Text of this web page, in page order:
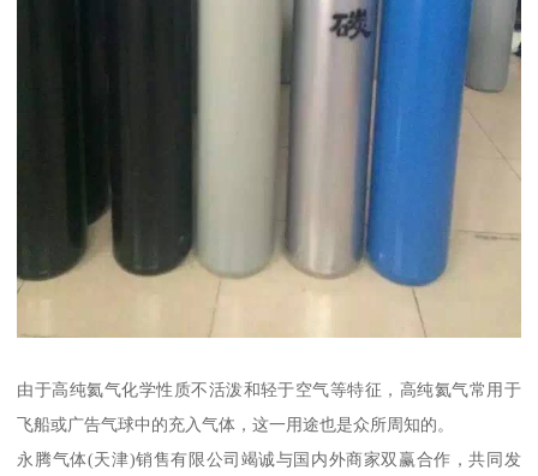
由于高纯氦气化学性质不活泼和轻于空气等特征，高纯氦气常用于
飞船或广告气球中的充入气体，这一用途也是众所周知的。
永腾气体(天津)销售有限公司竭诚与国内外商家双赢合作，共同发